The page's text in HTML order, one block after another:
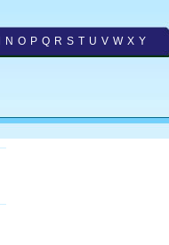
N O P Q R S T U V W X Y